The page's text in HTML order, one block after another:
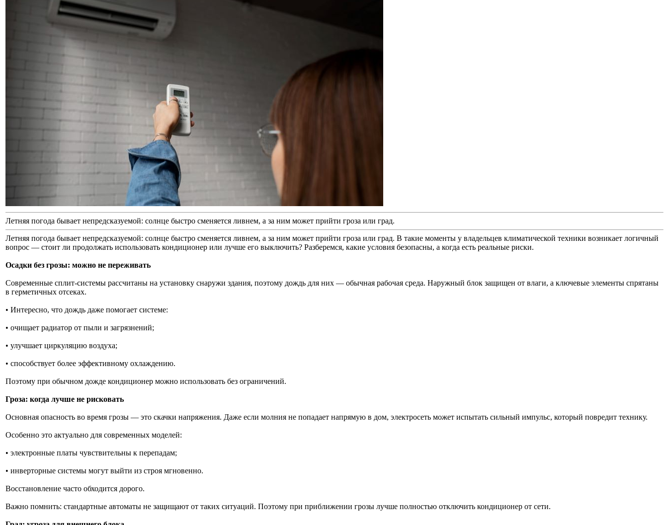
Летняя погода бывает непредсказуемой: солнце быстро сменяется ливнем, а за ним может прийти гроза или град.
Летняя погода бывает непредсказуемой: солнце быстро сменяется ливнем, а за ним может прийти гроза или град. В такие моменты у владельцев климатической техники возникает логичный
вопрос — стоит ли продолжать использовать кондиционер или лучше его выключить? Разберемся, какие условия безопасны, а когда есть реальные риски.
Осадки без грозы: можно не переживать
Современные сплит-системы рассчитаны на установку снаружи здания, поэтому дождь для них — обычная рабочая среда. Наружный блок защищен от влаги, а ключевые элементы спрятаны
в герметичных отсеках.
• Интересно, что дождь даже помогает системе:
• очищает радиатор от пыли и загрязнений;
• улучшает циркуляцию воздуха;
• способствует более эффективному охлаждению.
Поэтому при обычном дожде кондиционер можно использовать без ограничений.
Гроза: когда лучше не рисковать
Основная опасность во время грозы — это скачки напряжения. Даже если молния не попадает напрямую в дом, электросеть может испытать сильный импульс, который повредит технику.
Особенно это актуально для современных моделей:
• электронные платы чувствительны к перепадам;
• инверторные системы могут выйти из строя мгновенно.
Восстановление часто обходится дорого.
Важно помнить: стандартные автоматы не защищают от таких ситуаций. Поэтому при приближении грозы лучше полностью отключить кондиционер от сети.